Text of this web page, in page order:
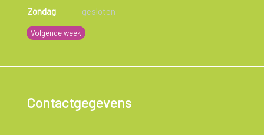
Zondag
gesloten
Volgende week
Contactgegevens